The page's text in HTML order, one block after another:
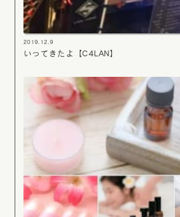
2019.12.9
いってきたよ【C4LAN】